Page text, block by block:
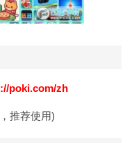
poki.com/zh
推荐使用)